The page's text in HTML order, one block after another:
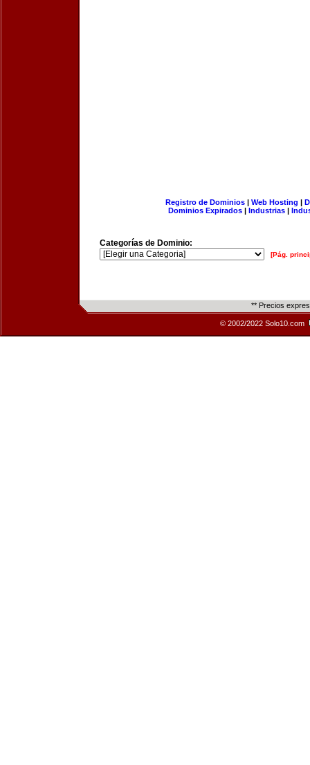
Registro de Dominios| Web Hosting |
Dominios Expirados | Industrias |
Categorías de Dominio:
[Pág.
** Precios
© 2002/2022 Solo10.com